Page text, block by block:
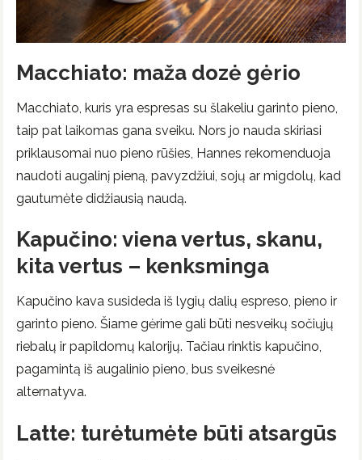
Macchiato: maža dozė gėrio
Macchiato, kuris yra espresas su šlakeliu garinto pieno,
taip pat laikomas gana sveiku. Nors jo nauda skiriasi
priklausomai nuo pieno rūšies, Hannes rekomenduoja
naudoti augalinį pieną, pavyzdžiui, sojų ar migdolų, kad
gautumėte didžiausią naudą.
Kapučino: viena vertus, skanu,
kita vertus – kenksminga
Kapučino kava susideda iš lygių dalių espreso, pieno ir
garinto pieno. Šiame gėrime gali būti nesveikų sočiųjų
riebalų ir papildomų kalorijų. Tačiau rinktis kapučino,
pagamintą iš augalinio pieno, bus sveikesnė
alternatyva.
Latte: turėtumėte būti atsargūs